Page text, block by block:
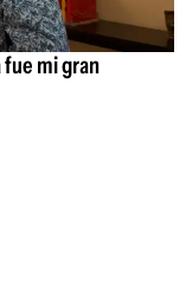
mi gran